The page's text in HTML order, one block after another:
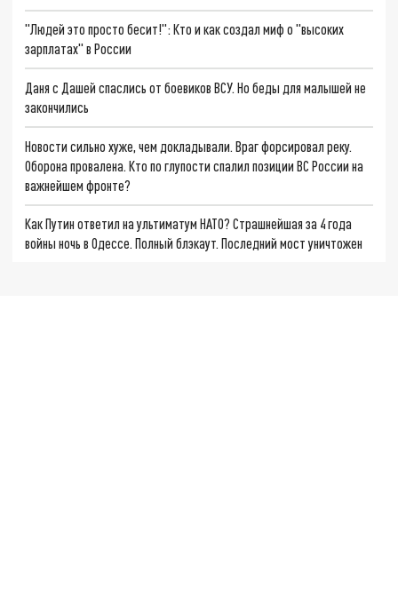
"Людей это просто бесит!": Кто и как создал миф о "высоких
зарплатах" в России
Даня с Дашей спаслись от боевиков ВСУ. Но беды для малышей не
закончились
Новости сильно хуже, чем докладывали. Враг форсировал реку.
Оборона провалена. Кто по глупости спалил позиции ВС России на
важнейшем фронте?
Как Путин ответил на ультиматум НАТО? Страшнейшая за 4 года
войны ночь в Одессе. Полный блэкаут. Последний мост уничтожен